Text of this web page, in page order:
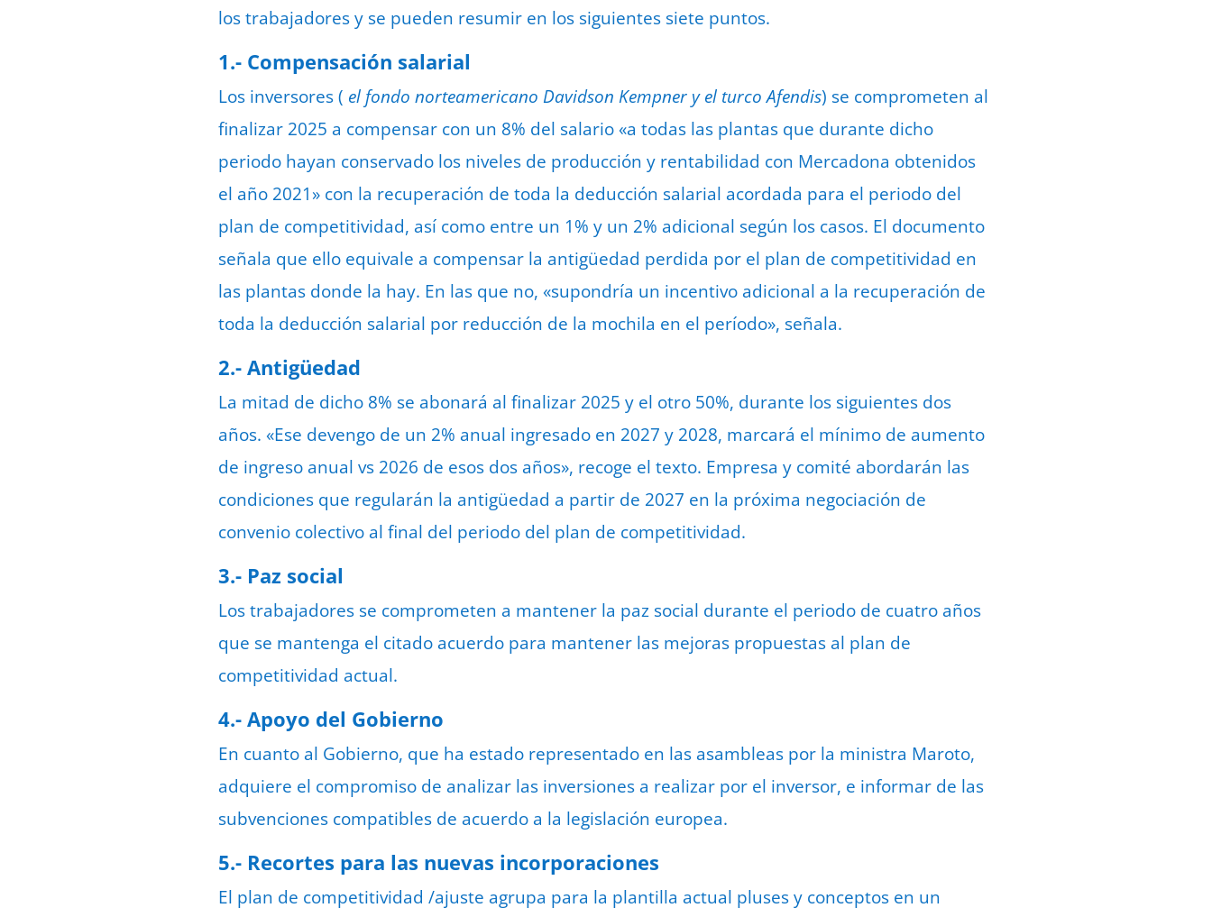
los trabajadoresy se pueden resumir en los siguientes siete puntos.
1.- Compensación salarial
Los inversores ( el fondo norteamericano Davidson Kempner y el turco Afendis) se comprometen al
finalizar 2025 a compensar con un 8% del salario «a todas las plantas que durante dicho
periodo hayan conservado los niveles de producción y rentabilidad con Mercadona obtenidos
el año 2021» con la recuperación de toda la deducción salarial acordada para el periodo del
plan de competitividad, así como entre un 1% y un 2% adicional según los casos. El documento
señala que ello equivale a compensar la antigüedad perdida por el plan de competitividad en
las plantas donde la hay. En las que no, «supondría un incentivo adicional a la recuperación de
toda la deducción salarial por reducción de la mochila en el período», señala.
2.- Antigüedad
La mitad de dicho 8% se abonará al finalizar 2025 y el otro 50%, durante los siguientes dos
años. «Ese devengo de un 2% anual ingresado en 2027 y 2028, marcará el mínimo de aumento
de ingreso anual vs 2026 de esos dos años», recoge el texto. Empresa y comité abordarán las
condiciones que regularán la antigüedad a partir de 2027 en la próxima negociación de
convenio colectivo al final del periodo del plan de competitividad.
3.- Paz social
Los trabajadores se comprometen a mantener la paz social durante el periodo de cuatro años
que se mantenga el citado acuerdo para mantener las mejoras propuestas al plan de
competitividad actual.
4.- Apoyo del Gobierno
En cuanto al Gobierno, que ha estado representado en las asambleas por la ministra Maroto,
adquiere el compromiso de analizar las inversiones a realizar por el inversor, e informar de las
subvenciones compatibles de acuerdo a la legislación europea.
5.- Recortes para las nuevas incorporaciones
El plan de competitividad /ajuste agrupa para la plantilla actual pluses y conceptos en un